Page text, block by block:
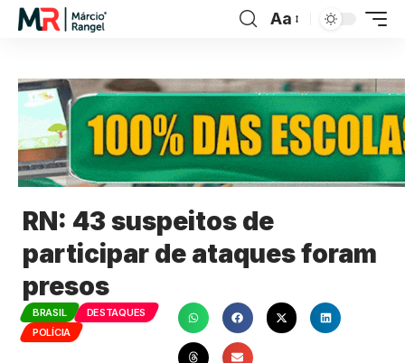
Aa
RN: 43 suspeitos de
participar de ataques foram
presos
BRASIL
DESTAQUES
POLÍCIA